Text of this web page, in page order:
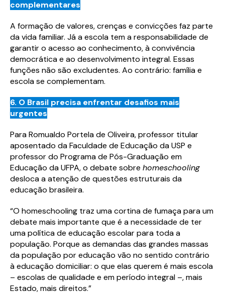
Preencha o formulário abaixo e tenha
acesso ao conteúdo logo em seguida.
Campos com * são obrigatórios.
Eu concordo em receber comunicações e estou
de acordo com a política de privacidade.
receber comunicações e conteúdos do
Cenpec. Você pode solicitar o cancelamento
da sua inscrição em nossa base de contatos a
cenpec@cenpec.org.br . Para mais
informações sobre alterações de preferências
e nossas práticas para respeitar a sua
privacidade, confira a nossa
Aviso de
Privacidade.
Preencha o formulário abaixo e tenha
acesso ao conteúdo logo em seguida.
Campos com * são obrigatórios.
Eu concordo em receber comunicações e estou
de acordo com a política de privacidade.
complementares
A formação de valores, crenças e convicções faz parte
da vida familiar. Já a escola tem a responsabilidade de
garantir o acesso ao conhecimento, à convivência
democrática e ao desenvolvimento integral. Essas
funções não são excludentes. Ao contrário: família e
escola se complementam.
6. O Brasil precisa enfrentar desafios mais
urgentes
Para Romualdo Portela de Oliveira, professor titular
aposentado da Faculdade de Educação da USP e
professor do Programa de Pós-Graduação em
Educação da UFPA, o debate sobre homeschooling
desloca a atenção de questões estruturais da
educação brasileira.
“O homeschooling traz uma cortina de fumaça para um
debate mais importante que é a necessidade de ter
uma política de educação escolar para toda a
população. Porque as demandas das grandes massas
da população por educação vão no sentido contrário
à educação domiciliar: o que elas querem é mais escola
– escolas de qualidade e em período integral –, mais
Estado, mais direitos.”